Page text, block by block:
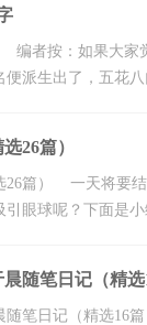
编者按：如果大家
便派生出了，五花
26篇）
26篇） 一天将要结
引眼球呢？下面是
随笔日记（精选
随笔日记（精选16